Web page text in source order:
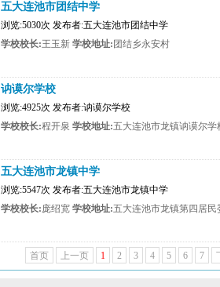
五大连池市团结中学
浏览:5030次 发布者:五大连池市团结中学
学校校长:王玉新 学校地址: 团结乡永安村
讷谟尔学校
浏览:4925次 发布者:讷谟尔学校
学校校长:程开泉 学校地址:五大连池市龙镇讷谟尔学
五大连池市龙镇中学
浏览:5547次 发布者:五大连池市龙镇中学
学校校长:庞绍宽 学校地址:五大连池市龙镇第四居民
首页 上一页 1 2 3 4 5 6 7